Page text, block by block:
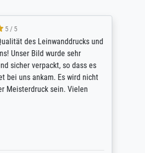
5 / 5
des Leinwanddrucks und
Unser Bild wurde sehr
sicher verpackt, so dass es
bei uns ankam. Es wird nicht
Meisterdruck sein. Vielen